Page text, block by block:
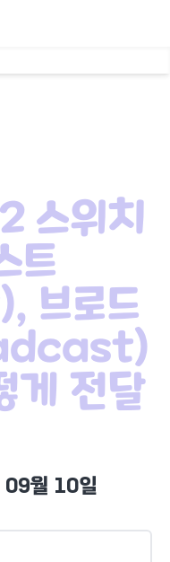
스위치
트
로드
게 전달
월 10일